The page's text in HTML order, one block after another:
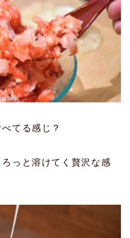
てる感じ？
っと溶けてく贅沢な感